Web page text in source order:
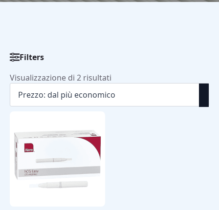
Filters
Categorieën
Autotest
(test
rapidi)(2)
Visualizzazione di 2 risultati
più
economico